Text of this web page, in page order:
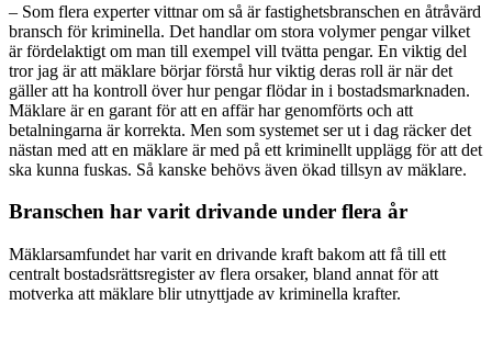
– Som flera experter vittnar om så är fastighetsbranschen en åtråvärd
bransch för kriminella. Det handlar om stora volymer pengar vilket
är fördelaktigt om man till exempel vill tvätta pengar. En viktig del
tror jag är att mäklare börjar förstå hur viktig deras roll är när det
gäller att ha kontroll över hur pengar flödar in i bostadsmarknaden.
Mäklare är en garant för att en affär har genomförts och att
betalningarna är korrekta. Men som systemet ser ut i dag räcker det
nästan med att en mäklare är med på ett kriminellt upplägg för att det
ska kunna fuskas. Så kanske behövs även ökad tillsyn av mäklare.
Branschen har varit drivande under flera år
Mäklarsamfundet har varit en drivande kraft bakom att få till ett
centralt bostadsrättsregister av flera orsaker, bland annat för att
motverka att mäklare blir utnyttjade av kriminella krafter.